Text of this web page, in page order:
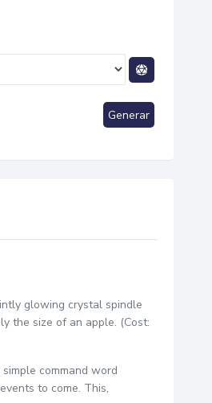
Generar
glowing crystal spindle
the size of an apple. (Cost:
command word
to come. This,